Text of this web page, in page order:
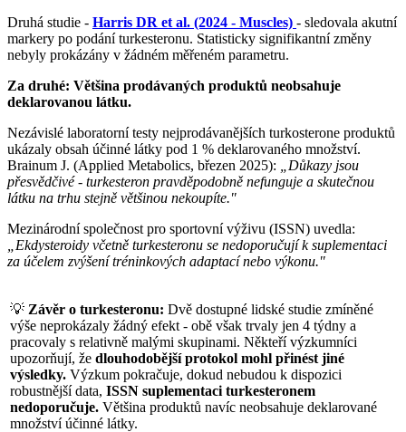
Druhá studie - Harris DR et al. (2024 - Muscles) - sledovala akutní
markery po podání turkesteronu. Statisticky signifikantní změny
nebyly prokázány v žádném měřeném parametru.
Za druhé: Většina prodávaných produktů neobsahuje
deklarovanou látku.
Nezávislé laboratorní testy nejprodávanějších turkosterone produktů
ukázaly obsah účinné látky pod 1 % deklarovaného množství.
Brainum J. (Applied Metabolics, březen 2025):
„Důkazy jsou
přesvědčivé - turkesteron pravděpodobně nefunguje a skutečnou
látku na trhu stejně většinou nekoupíte."
Mezinárodní společnost pro sportovní výživu (ISSN) uvedla:
„Ekdysteroidy včetně turkesteronu se nedoporučují k suplementaci
za účelem zvýšení tréninkových adaptací nebo výkonu."
💡 Závěr o turkesteronu: Dvě dostupné lidské studie zmíněné
výše neprokázaly žádný efekt - obě však trvaly jen 4 týdny a
pracovaly s relativně malými skupinami. Někteří výzkumníci
upozorňují, že dlouhodobější protokol mohl přinést jiné
výsledky. Výzkum pokračuje, dokud nebudou k dispozici
robustnější data, ISSN suplementaci turkesteronem
nedoporučuje. Většina produktů navíc neobsahuje deklarované
množství účinné látky.